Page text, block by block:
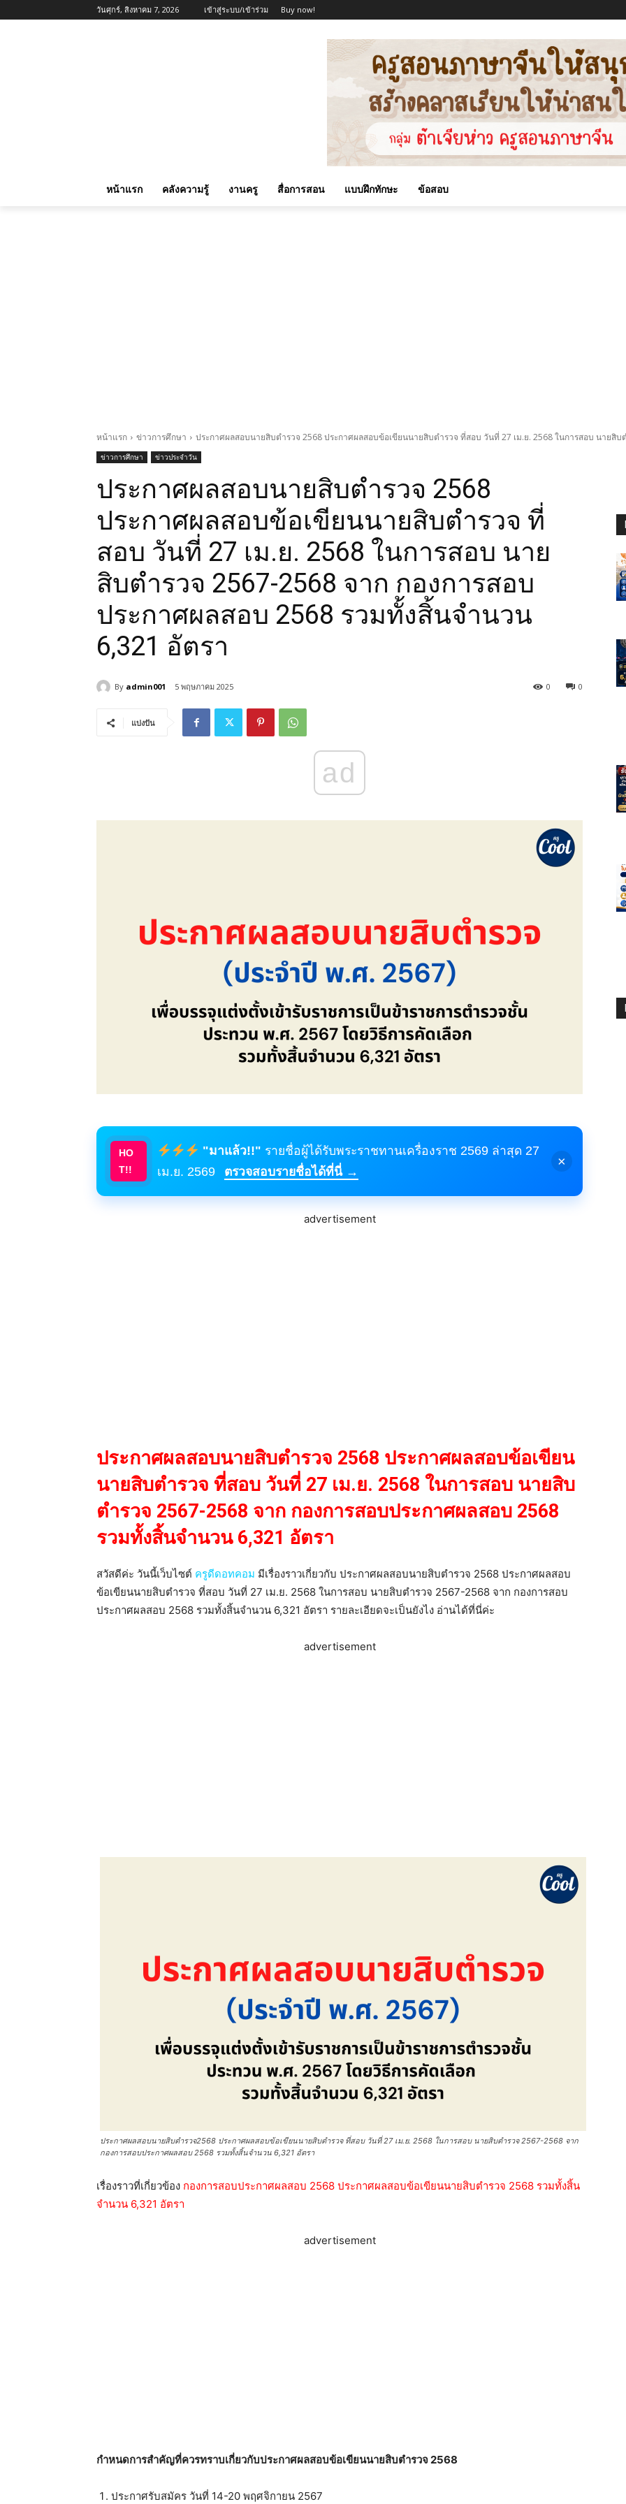
วันศุกร์, สิงหาคม 7, 2026 เข้าสู่ระบบ/เข้าร่วม Buy now!
หน้าแรก คลังความรู้ งานครู สื่อการสอน แบบฝึกทักษะ ข้อสอบ
หน้าแรก ข่าวการศึกษา ประกาศผลสอบนายสิบตำรวจ 2568 ประกาศผลสอบข้อเขียนนายสิบตำรวจ ที่สอบ วันที่ 27 เม.ย. 2568 ในการสอบ นายสิบ
ข่าวการศึกษา ข่าวประจำวัน
ประกาศผลสอบนายสิบตำรวจ 2568
ประกาศผลสอบข้อเขียนนายสิบตำรวจ ที่
สอบ วันที่ 27 เม.ย. 2568 ในการสอบ นาย
สิบตำรวจ 2567-2568 จาก กองการสอบ
ประกาศผลสอบ 2568 รวมทั้งสิ้นจำนวน
6,321 อัตรา
By admin001 5 พฤษภาคม 2025 0
0
แบ่งปัน
ad
HO
T!!
"มาแล้ว!!" รายชื่อผู้ได้รับพระราชทานเครื่องราช 2569 ล่าสุด 27
เม.ย. 2569
ตรวจสอบรายชื่อได้ที่นี่ →
×
advertisement
ประกาศผลสอบนายสิบตำรวจ 2568 ประกาศผลสอบข้อเขียน
นายสิบตำรวจ ที่สอบ วันที่ 27 เม.ย. 2568 ในการสอบ นายสิบ
ตำรวจ 2567-2568 จาก กองการสอบประกาศผลสอบ 2568
รวมทั้งสิ้นจำนวน 6,321 อัตรา
สวัสดีค่ะ วันนี้เว็บไซต์ ครูดีดอทคอม มีเรื่องราวเกี่ยวกับ ประกาศผลสอบนายสิบตำรวจ 2568 ประกาศผลสอบ
ข้อเขียนนายสิบตำรวจ ที่สอบ วันที่ 27 เม.ย. 2568 ในการสอบ นายสิบตำรวจ 2567-2568 จาก กองการสอบ
ประกาศผลสอบ 2568 รวมทั้งสิ้นจำนวน 6,321 อัตรา รายละเอียดจะเป็นยังไง อ่านได้ที่นี่ค่ะ
advertisement
ประกาศผลสอบนายสิบตำรวจ2568 ประกาศผลสอบข้อเขียนนายสิบตำรวจ ที่สอบ วันที่ 27 เม.ย. 2568 ในการสอบ นายสิบตำรวจ 2567-2568 จาก
กองการสอบประกาศผลสอบ 2568 รวมทั้งสิ้นจำนวน 6,321 อัตรา
เรื่องราวที่เกี่ยวข้อง กองการสอบประกาศผลสอบ 2568 ประกาศผลสอบข้อเขียนนายสิบตำรวจ 2568 รวมทั้งสิ้น
จำนวน 6,321 อัตรา
advertisement
กำหนดการสำคัญที่ควรทราบเกี่ยวกับประกาศผลสอบข้อเขียนนายสิบตำรวจ 2568
ประกาศรับสมัคร วันที่ 14-20 พฤศจิกายน 2567